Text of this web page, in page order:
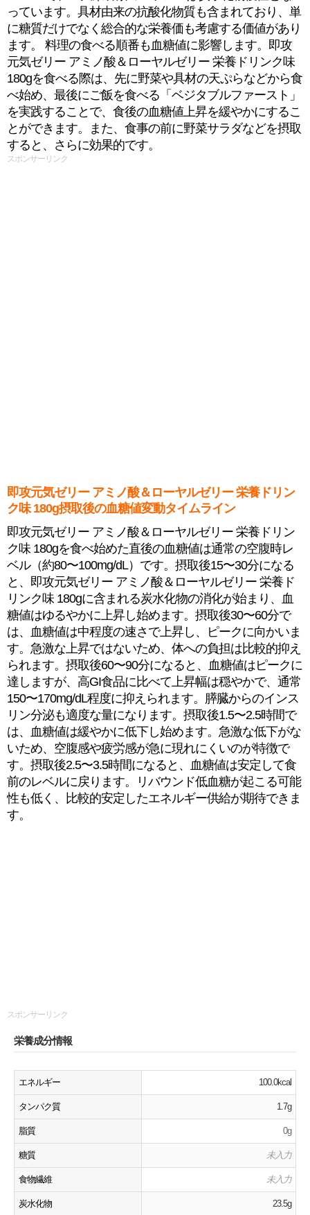
っています。具材由来の抗酸化物質も含まれており、単
に糖質だけでなく総合的な栄養価も考慮する価値があり
ます。 料理の食べる順番も血糖値に影響します。即攻
元気ゼリー アミノ酸＆ローヤルゼリー 栄養ドリンク味
180gを食べる際は、先に野菜や具材の天ぷらなどから食
べ始め、最後にご飯を食べる「ベジタブルファースト」
を実践することで、食後の血糖値上昇を緩やかにするこ
とができます。また、食事の前に野菜サラダなどを摂取
すると、さらに効果的です。
スポンサーリンク
即攻元気ゼリー アミノ酸＆ローヤルゼリー 栄養ドリン
ク味 180g摂取後の血糖値変動タイムライン
即攻元気ゼリー アミノ酸＆ローヤルゼリー 栄養ドリン
ク味 180gを食べ始めた直後の血糖値は通常の空腹時レ
ベル（約80〜100mg/dL）です。摂取後15〜30分になる
と、即攻元気ゼリー アミノ酸＆ローヤルゼリー 栄養ド
リンク味 180gに含まれる炭水化物の消化が始まり、血
糖値はゆるやかに上昇し始めます。摂取後30〜60分で
は、血糖値は中程度の速さで上昇し、ピークに向かいま
す。急激な上昇ではないため、体への負担は比較的抑え
られます。摂取後60〜90分になると、血糖値はピークに
達しますが、高GI食品に比べて上昇幅は穏やかで、通常
150〜170mg/dL程度に抑えられます。膵臓からのインス
リン分泌も適度な量になります。摂取後1.5〜2.5時間で
は、血糖値は緩やかに低下し始めます。急激な低下がな
いため、空腹感や疲労感が急に現れにくいのが特徴で
す。摂取後2.5〜3.5時間になると、血糖値は安定して食
前のレベルに戻ります。リバウンド低血糖が起こる可能
性も低く、比較的安定したエネルギー供給が期待できま
す。
スポンサーリンク
栄養成分情報
エネルギー 100.0kcal
タンパク質 1.7g
脂質 0g
糖質 未入力
食物繊維 未入力
炭水化物 23.5g